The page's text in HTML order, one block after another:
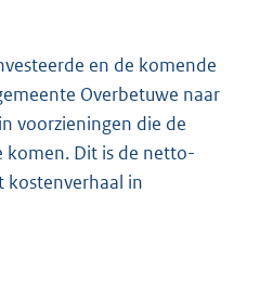
en de komende
Overbetuwe naar
voorzieningen die de
komen. Dit is de netto-
kostenverhaal in